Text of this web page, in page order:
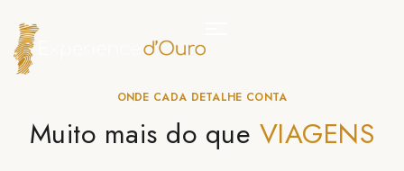
Muito mais do que VIAGENS
ONDE CADA DETALHE CONTA